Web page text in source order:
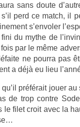
sans doute
s’il perd ce match, il
s’en­vol­er
fini du mythe de
par le même
ne pour­ra pas
a déjà eu lieu
préférait jouer
de trop con­tre
le filet croit avec la